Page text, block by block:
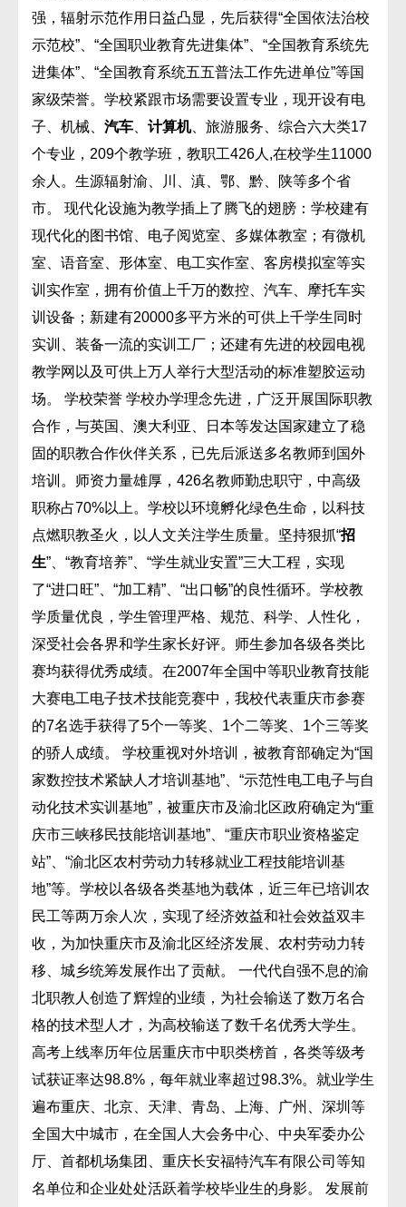
强，辐射示范作用日益凸显，先后获得“全国依法治校
示范校”、“全国职业教育先进集体”、“全国教育系统先
进集体”、“全国教育系统五五普法工作先进单位”等国
家级荣誉。学校紧跟市场需要设置专业，现开设有电
子、机械、 汽车 计算机、旅游服务、综合六大类17
个专业，209个教学班，教职工426人,在校学生11000
余人。生源辐射渝、川、滇、鄂、黔、陕等多个省
市。 现代化设施为教学插上了腾飞的翅膀：学校建有
现代化的图书馆、电子阅览室、多媒体教室；有微机
室、语音室、形体室、电工实作室、客房模拟室等实
训实作室，拥有价值上千万的数控、汽车、摩托车实
训设备；新建有20000多平方米的可供上千学生同时
实训、装备一流的实训工厂；还建有先进的校园电视
教学网以及可供上万人举行大型活动的标准塑胶运动
场。 学校荣誉 学校办学理念先进，广泛开展国际职教
合作，与英国、澳大利亚、日本等发达国家建立了稳
固的职教合作伙伴关系，已先后派送多名教师到国外
培训。师资力量雄厚，426名教师勤忠职守，中高级
职称占70%以上。学校以环境孵化绿色生命，以科技
点燃职教圣火，以人文关注学生质量。坚持狠抓“招
生”、“教育培养”、“学生就业安置”三大工程，实现
了“进口旺”、“加工精”、“出口畅”的良性循环。学校教
学质量优良，学生管理严格、规范、科学、人性化，
深受社会各界和学生家长好评。师生参加各级各类比
赛均获得优秀成绩。在2007年全国中等职业教育技能
大赛电工电子技术技能竞赛中，我校代表重庆市参赛
的7名选手获得了5个一等奖、1个二等奖、1个三等奖
的骄人成绩。 学校重视对外培训，被教育部确定为“国
家数控技术紧缺人才培训基地”、“示范性电工电子与自
动化技术实训基地”，被重庆市及渝北区政府确定为“重
庆市三峡移民技能培训基地”、“重庆市职业资格鉴定
站”、“渝北区农村劳动力转移就业工程技能培训基
地”等。学校以各级各类基地为载体，近三年已培训农
民工等两万余人次，实现了经济效益和社会效益双丰
收，为加快重庆市及渝北区经济发展、农村劳动力转
移、城乡统筹发展作出了贡献。 一代代自强不息的渝
北职教人创造了辉煌的业绩，为社会输送了数万名合
格的技术型人才，为高校输送了数千名优秀大学生。
高考上线率历年位居重庆市中职类榜首，各类等级考
试获证率达98.8%，每年就业率超过98.3%。就业学生
遍布重庆、北京、天津、青岛、上海、广州、深圳等
全国大中城市，在全国人大会务中心、中央军委办公
厅、首都机场集团、重庆长安福特汽车有限公司等知
名单位和企业处处活跃着学校毕业生的身影。 发展前